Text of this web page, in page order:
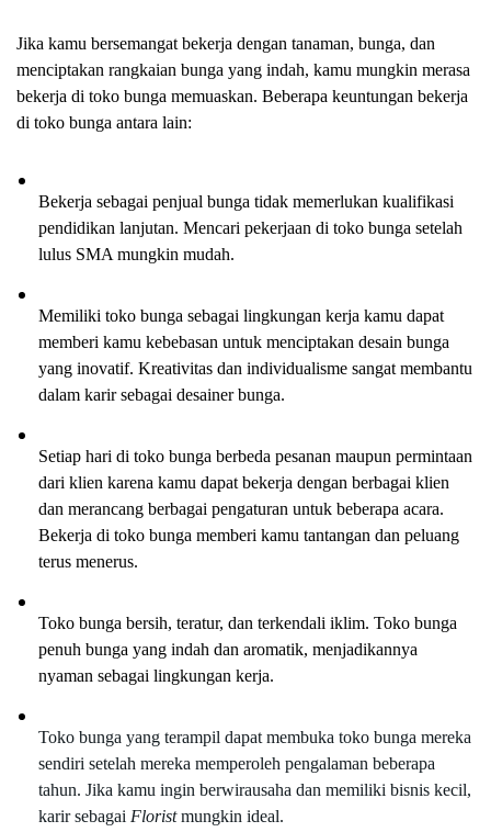
Jika kamu bersemangat bekerja dengan tanaman, bunga, dan
menciptakan rangkaian bunga yang indah, kamu mungkin merasa
bekerja di toko bunga memuaskan. Beberapa keuntungan bekerja
di toko bunga antara lain:
Bekerja sebagai penjual bunga tidak memerlukan kualifikasi
pendidikan lanjutan. Mencari pekerjaan di toko bunga setelah
lulus SMA mungkin mudah.
Memiliki toko bunga sebagai lingkungan kerja kamu dapat
memberi kamu kebebasan untuk menciptakan desain bunga
yang inovatif. Kreativitas dan individualisme sangat membantu
dalam karir sebagai desainer bunga.
Setiap hari di toko bunga berbeda pesanan maupun permintaan
dari klien karena kamu dapat bekerja dengan berbagai klien
dan merancang berbagai pengaturan untuk beberapa acara.
Bekerja di toko bunga memberi kamu tantangan dan peluang
terus menerus.
Toko bunga bersih, teratur, dan terkendali iklim. Toko bunga
penuh bunga yang indah dan aromatik, menjadikannya
nyaman sebagai lingkungan kerja.
Toko bunga yang terampil dapat membuka toko bunga mereka
sendiri setelah mereka memperoleh pengalaman beberapa
tahun. Jika kamu ingin berwirausaha dan memiliki bisnis kecil,
karir sebagai Florist mungkin ideal.